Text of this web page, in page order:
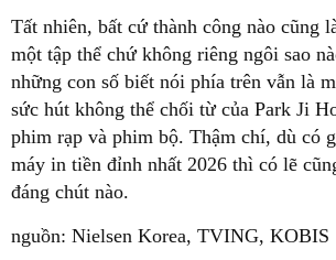
Tất nhiên, bất cứ thành công nào cũng
một tập thể chứ không riêng ngôi sao
những con số biết nói phía trên vẫn là
sức hút không thể chối từ của Park Ji
phim rạp và phim bộ. Thậm chí, dù có
máy in tiền đỉnh nhất 2026 thì có lẽ
đáng chút nào.
nguồn: Nielsen Korea, TVING, KOBIS